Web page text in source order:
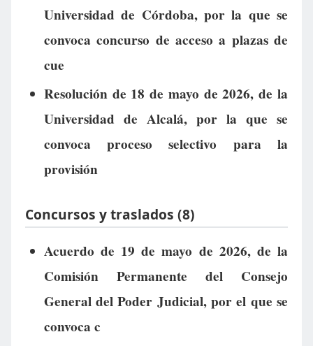
Universidad de Córdoba, por la que se
convoca concurso de acceso a plazas de
cue
Resolución de 18 de mayo de 2026, de la
Universidad de Alcalá, por la que se
convoca proceso selectivo para la
provisión
Concursos y traslados (8)
Acuerdo de 19 de mayo de 2026, de la
Comisión Permanente del Consejo
General del Poder Judicial, por el que se
convoca c